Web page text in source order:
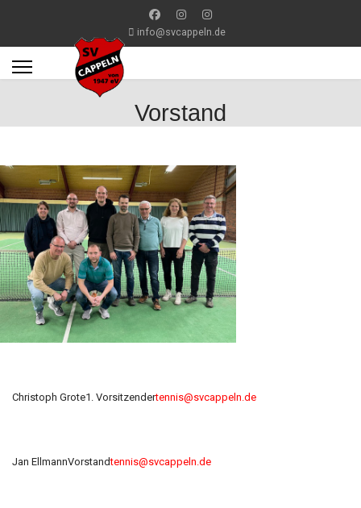
info@svcappeln.de
Vorstand
Christoph Grote1. Vorsitzendertennis@svcappeln.de
Jan EllmannVorstandtennis@svcappeln.de